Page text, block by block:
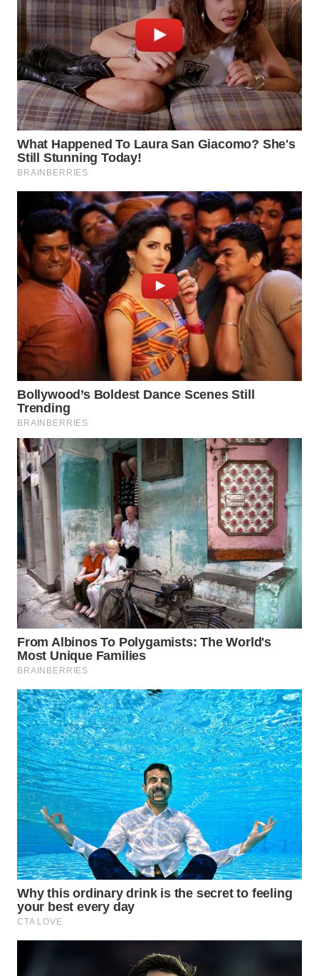
WN
NUSANTARA
WN
JOGJA
WN
JATIM
WN
BALI
WN
KALBAR
WN
KALTENG
WN
KALTARA
WN
KALSEL
WN
KALTIM
WN
SULSEL
WN
GORONTALO
WN
SULUT
WN
MALUKU
WN
MALUT
WN
DAIRI
WN
DANAU
TOBA
WN
NIAS